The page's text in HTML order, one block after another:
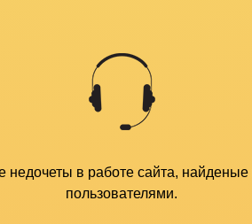
недочеты в работе сайта,
пользователями.